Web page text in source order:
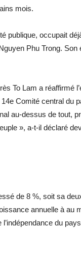
mois.
publique, occupait
Phu Trong. Son
To Lam a réaffirmé
Comité central du
au-dessus de tout,
», a-t-il déclaré
de 8 %, soit sa
annuelle à au
du